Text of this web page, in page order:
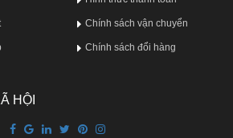
Chính sách vận chuyển
Chính sách đổi hàng
HỘI